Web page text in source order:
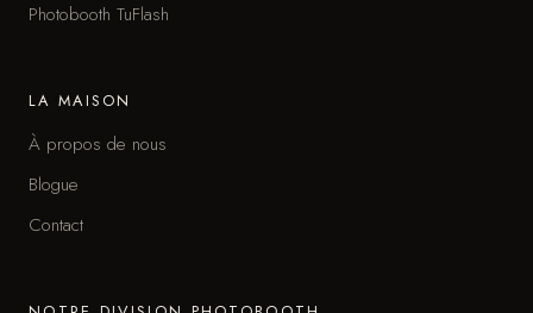
Photobooth TuFlash
LA MAISON
À propos de nous
Blogue
Contact